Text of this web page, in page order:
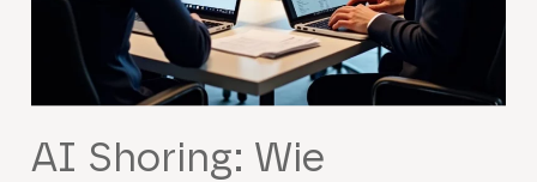
AI Shoring: Wie